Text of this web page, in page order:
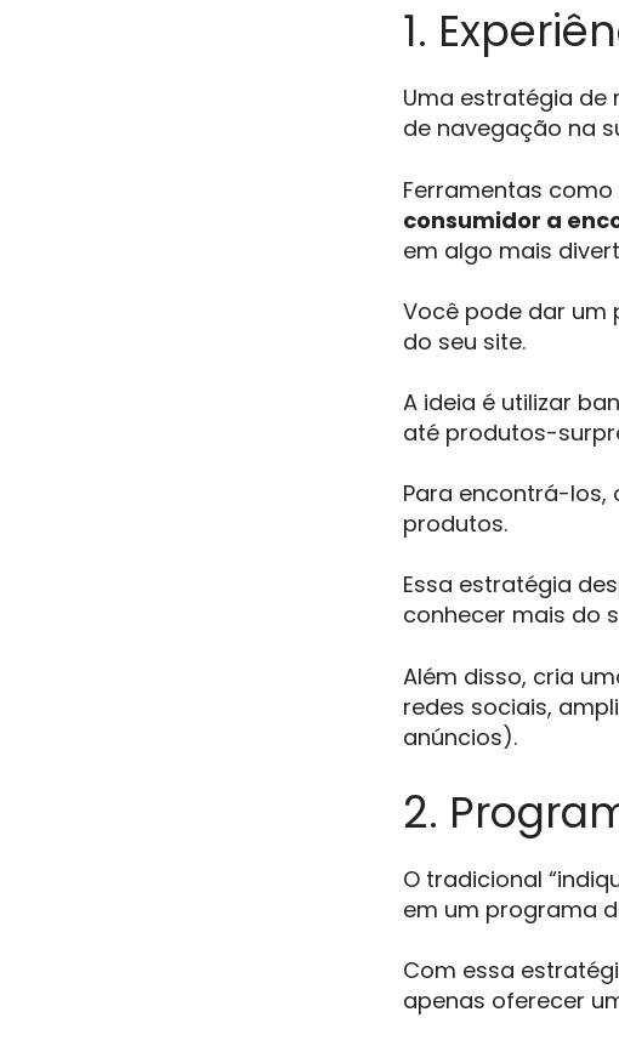
1.
Uma estratégia
de navegação na
Ferramentas
consumidor a
em algo mais
Você pode dar um
do seu site.
A ideia é utilizar
até produtos-
Para encontrá-los,
produtos.
Essa estratégia
conhecer mais do
Além disso, cria
redes sociais,
anúncios).
2.
O tradicional
em um programa
Com essa
apenas oferecer